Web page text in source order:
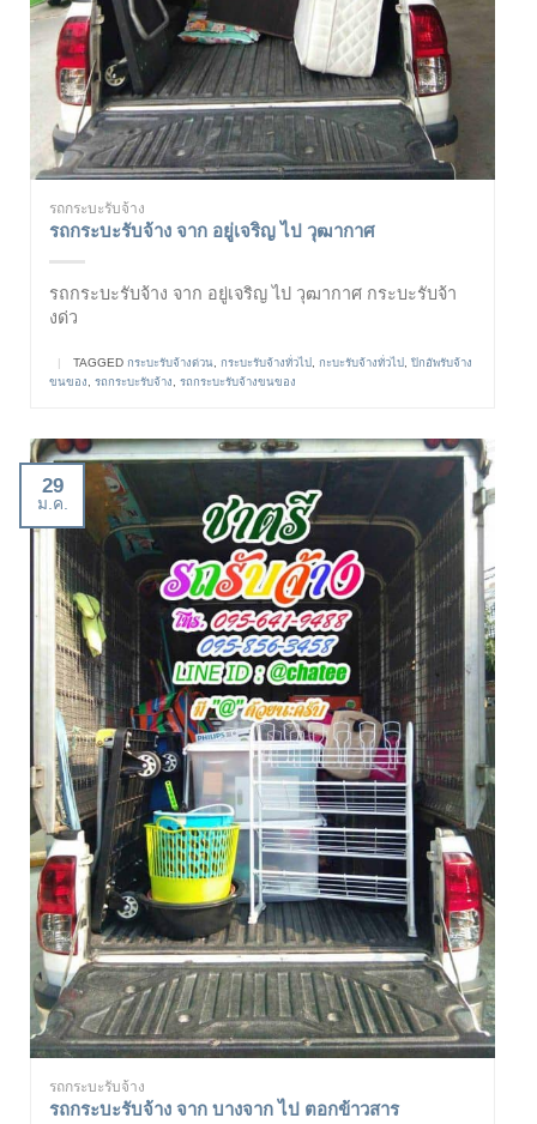
รถกระบะรับจ้าง
รถกระบะรับจ้าง จาก อยู่เจริญ ไป วุฒากาศ
รถกระบะรับจ้าง จาก อยู่เจริญ ไป วุฒากาศ กระบะรับจ้า
งด่ว
| TAGGED กระบะรับจ้างด่วน กระบะรับจ้างทั่วไป กะบะรับจ้างทั่วไป
ปิกอัพรับจ้าง
ขนของ
รถกระบะรับจ้าง รถกระบะรับจ้างขนของ
29
ม.ค.
รถกระบะรับจ้าง
รถกระบะรับจ้าง จาก บางจาก ไป ตอกข้าวสาร